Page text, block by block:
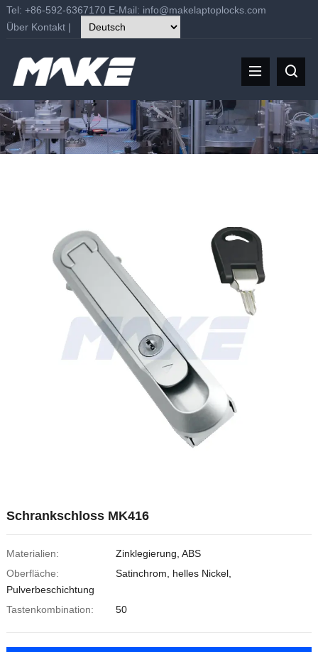
Tel: +86-592-6367170 E-Mail: info@makelaptoplocks.com
Über Kontakt|
Schrankschloss MK416
Materialien:
Zinklegierung, ABS
Oberfläche:
Satinchrom, helles Nickel,
Pulverbeschichtung
Tastenkombination:
50